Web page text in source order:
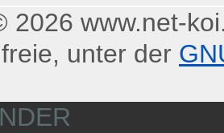
2026 www.net-
unter der